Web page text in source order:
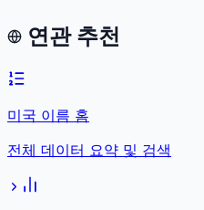
연관 추천
미국 이름 홈
전체 데이터 요약 및 검색